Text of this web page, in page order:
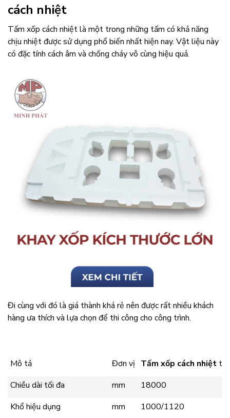
cách nhiệt
Tấm xốp cách nhiệt là một trong những tấm có khả năng
chịu nhiệt được sử dụng phổ biến nhất hiện nay. Vật liệu này
có đặc tính cách âm và chống cháy vô cùng hiệu quả.
Đi cùng với đó là giá thành khá rẻ nên được rất nhiều khách
hàng ưa thích và lựa chọn để thi công cho công trình.
Mô tả Đơn vị Tấm xốp cách nhiệt
Chiều dài tối đa
mm
18000
Khổ hiệu dụng
mm
1000/1120